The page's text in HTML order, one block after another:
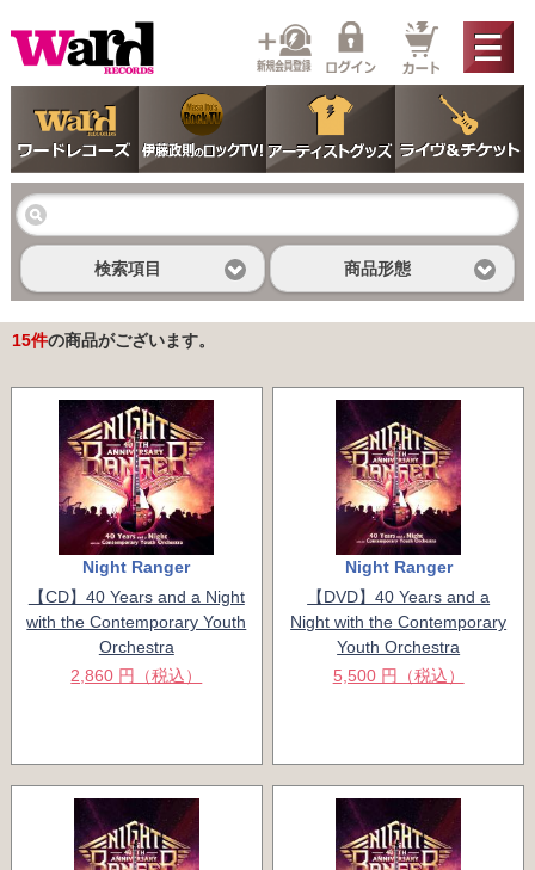
検索項目 商品形態
15件の商品がございます。
Night Ranger
【CD】40 Years and a Night
with the Contemporary Youth
Orchestra
2,860 円（税込）
Night Ranger
【DVD】40 Years and a
Night with the Contemporary
Youth Orchestra
5,500 円（税込）